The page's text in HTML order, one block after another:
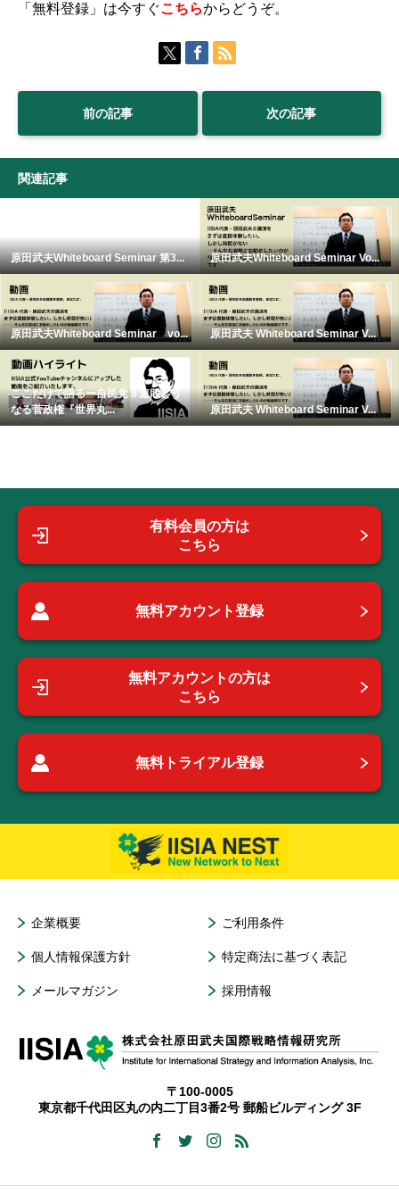
「無料登録」は今すぐこちらからどうぞ。
前の記事 次の記事
関連記事
原田武夫Whiteboard Seminar 第3... 原田武夫Whiteboard Seminar Vo...
原田武夫Whiteboard Seminar vo... 原田武夫 Whiteboard Seminar V...
ここだけで語るー自民党３連敗どう
なる菅政権『世界丸...
原田武夫 Whiteboard Seminar V...
有料会員の方は
こちら
無料アカウント登録
無料アカウントの方は
こちら
無料トライアル登録
企業概要 ご利用条件
個人情報保護方針 特定商法に基づく表記
メールマガジン 採用情報
〒100-0005
東京都千代田区丸の内二丁目3番2号 郵船ビルディング 3F